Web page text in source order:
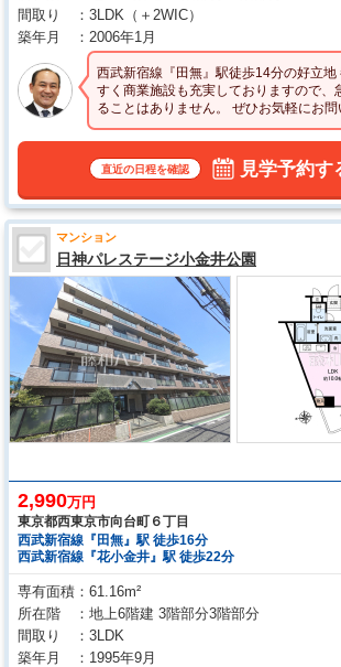
間取り
3LDK （＋2WIC）
築年月
2006年1月
西武新宿線『田無』駅徒歩14分の好立
すく商業施設も充実しておりますので、
ることはありません。 ぜひお気軽にお問
直近の日程を確認 見学予約す
マンション
日神パレステージ小金井公園
2,990万円
東京都西東京市向台町６丁目
西武新宿線『田無』駅 徒歩16分
西武新宿線『花小金井』駅 徒歩22分
専有面積
61.16m²
所在階
地上6階建 3階部分3階部分
間取り
3LDK
築年月
1995年9月